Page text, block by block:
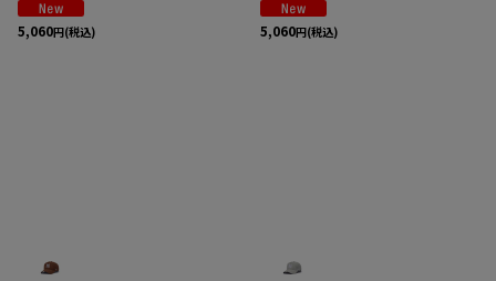
5,060円(税込) 5,060円(税込)